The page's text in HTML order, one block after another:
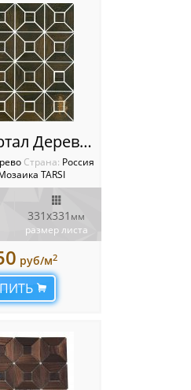
6.0.4 Квартал Деревянная мозаика TARSI Intarsia
Cтрана: Россия
TARSI
331х331 мм
размер листа
руб/м2